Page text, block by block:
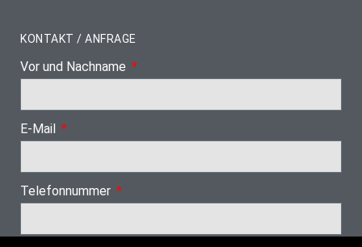
KONTAKT / ANFRAGE
Vor und Nachname
E-Mail
Telefonnummer